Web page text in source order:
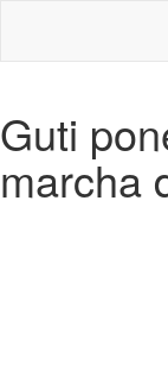
Guti
marcha